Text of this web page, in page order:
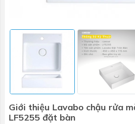
Giới thiệu Lavabo chậu rửa
LF5255 đặt bàn